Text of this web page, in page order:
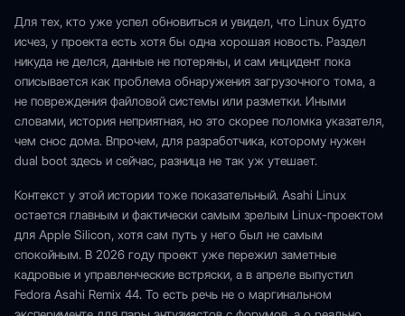
Для тех, кто уже успел обновиться и увидел, что Linux будто
исчез, у проекта есть хотя бы одна хорошая новость. Раздел
никуда не делся, данные не потеряны, и сам инцидент пока
описывается как проблема обнаружения загрузочного тома, а
не повреждения файловой системы или разметки. Иными
словами, история неприятная, но это скорее поломка указателя,
чем снос дома. Впрочем, для разработчика, которому нужен
dual boot здесь и сейчас, разница не так уж утешает.
Контекст у этой истории тоже показательный. Asahi Linux
остается главным и фактически самым зрелым Linux-проектом
для Apple Silicon, хотя сам путь у него был не самым
спокойным. В 2026 году проект уже пережил заметные
кадровые и управленческие встряски, а в апреле выпустил
Fedora Asahi Remix 44. То есть речь не о маргинальном